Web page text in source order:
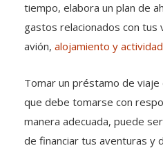
tiempo, elabora un plan de
gastos relacionados con tus
avión, alojamiento y
Tomar un préstamo de viaje
que debe tomarse con
manera adecuada, puede
de financiar tus aventuras y